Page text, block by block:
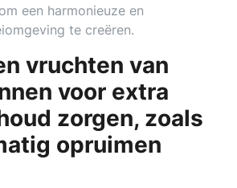
een harmonieuze en
te creëren.
vruchten van
voor extra
zorgen, zoals
opruimen